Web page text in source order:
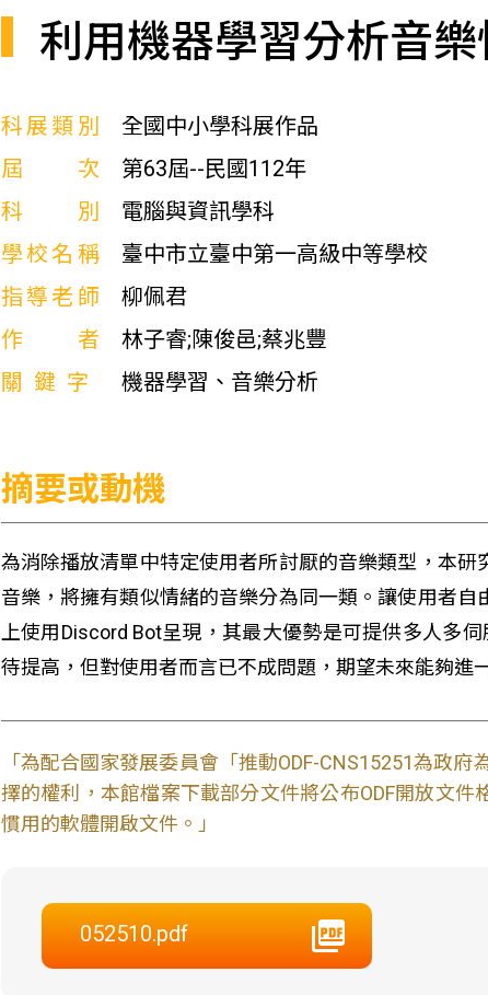
利用機器學習分析音
科展類別
全國中小學科展作品
屆次
第63屆--民國112年
科別
電腦與資訊學科
學校名稱
臺中市立臺中第一高級中等學校
指導老師
柳佩君
作者
林子睿;陳俊邑;蔡兆豐
關鍵字
機器學習、音樂分析
摘要或動機
為消除播放清單中特定使用者所討厭的音樂類型，本
音樂，將擁有類似情緒的音樂分為同一類。讓使用者
上使用Discord Bot呈現，其最大優勢是可提供多人多
待提高，但對使用者而言已不成問題，期望未來能夠進
「為配合國家發展委員會「推動ODF-CNS15251為政
擇的權利，本館檔案下載部分文件將公布ODF開放文
慣用的軟體開啟文件。」
052510.pdf